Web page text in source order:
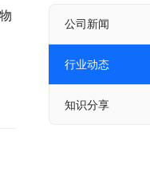
公司新闻
行业动态
知识分享